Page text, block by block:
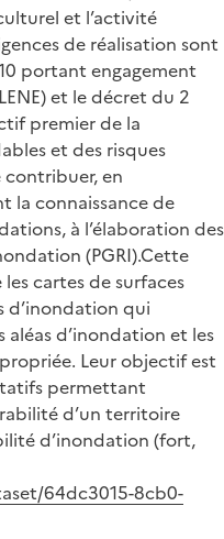
et l’activité
de réalisation sont
portant engagement
et le décret du 2
premier de la
et des risques
en
la connaissance de
à l’élaboration des
(PGRI).Cette
cartes de surfaces
d’inondation qui
d’inondation et les
Leur objectif est
permettant
d’un territoire
d’inondation (fort,
64dc3015-8cb0-